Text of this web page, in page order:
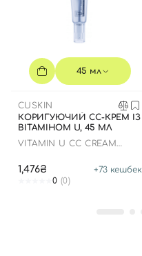
45 мл
CUSKIN
КОРИГУЮЧИЙ СС-КРЕМ ІЗ
ВІТАМІНОМ U, 45 МЛ
VITAMIN U CC CREAM
1,476₴ +73 кешбек
0 (0)